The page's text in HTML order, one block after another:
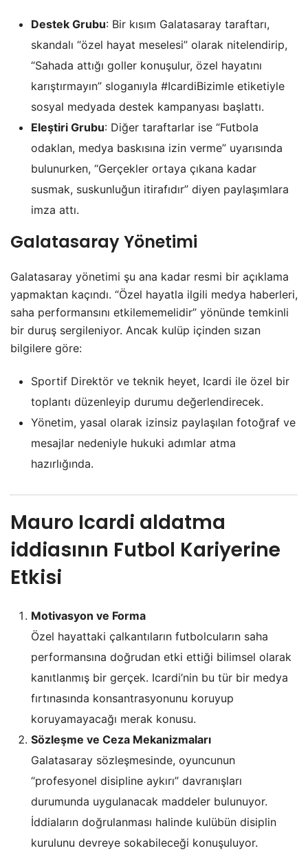
Destek Grubu: Bir kısım Galatasaray taraftarı,
skandalı “özel hayat meselesi” olarak nitelendirip,
“Sahada attığı goller konuşulur, özel hayatını
karıştırmayın” sloganıyla #IcardiBizimle etiketiyle
sosyal medyada destek kampanyası başlattı.
Eleştiri Grubu: Diğer taraftarlar ise “Futbola
odaklan, medya baskısına izin verme” uyarısında
bulunurken, “Gerçekler ortaya çıkana kadar
susmak, suskunluğun itirafıdır” diyen paylaşımlara
imza attı.
Galatasaray Yönetimi
Galatasaray yönetimi şu ana kadar resmi bir açıklama
yapmaktan kaçındı. “Özel hayatla ilgili medya haberleri,
saha performansını etkilememelidir” yönünde temkinli
bir duruş sergileniyor. Ancak kulüp içinden sızan
bilgilere göre:
Sportif Direktör ve teknik heyet, Icardi ile özel bir
toplantı düzenleyip durumu değerlendirecek.
Yönetim, yasal olarak izinsiz paylaşılan fotoğraf ve
mesajlar nedeniyle hukuki adımlar atma
hazırlığında.
Mauro Icardi aldatma
iddiasının Futbol Kariyerine
Etkisi
Motivasyon ve Forma
Özel hayattaki çalkantıların futbolcuların saha
performansına doğrudan etki ettiği bilimsel olarak
kanıtlanmış bir gerçek. Icardi’nin bu tür bir medya
fırtınasında konsantrasyonunu koruyup
koruyamayacağı merak konusu.
Sözleşme ve Ceza Mekanizmaları
Galatasaray sözleşmesinde, oyuncunun
“profesyonel disipline aykırı” davranışları
durumunda uygulanacak maddeler bulunuyor.
İddiaların doğrulanması halinde kulübün disiplin
kurulunu devreye sokabileceği konuşuluyor.